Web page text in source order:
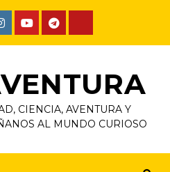
CIENCIA, AVENTURA Y
AL MUNDO CURIOSO